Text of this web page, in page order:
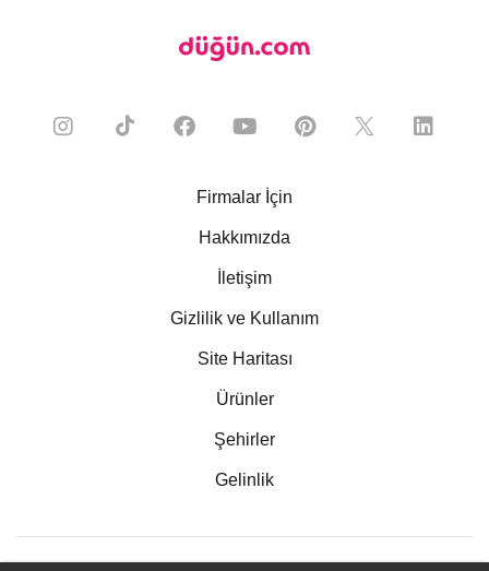
Firmalar İçin
Hakkımızda
İletişim
Gizlilik ve Kullanım
Site Haritası
Ürünler
Şehirler
Gelinlik